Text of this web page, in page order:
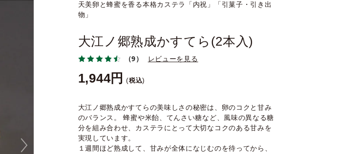
天美卵と蜂蜜を香る本格カステラ「内祝」「引菓子・引き出
物」
大江ノ郷熟成かすてら(2本入)
（9） レビューを見る
1,944 税込
大江ノ郷熟成かすてらの美味しさの秘密は、卵のコクと甘み
のバランス。 蜂蜜や米飴、てんさい糖など、風味の異なる糖
分を組み合わせ、カステラにとって大切なコクのある甘みを
実現しています。
１週間ほど熟成して、甘みが全体になじむのを待ってから、